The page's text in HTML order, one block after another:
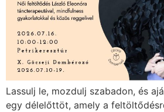
Lassulj le, mozdulj szabadon, és
egy délelőttöt, amely a